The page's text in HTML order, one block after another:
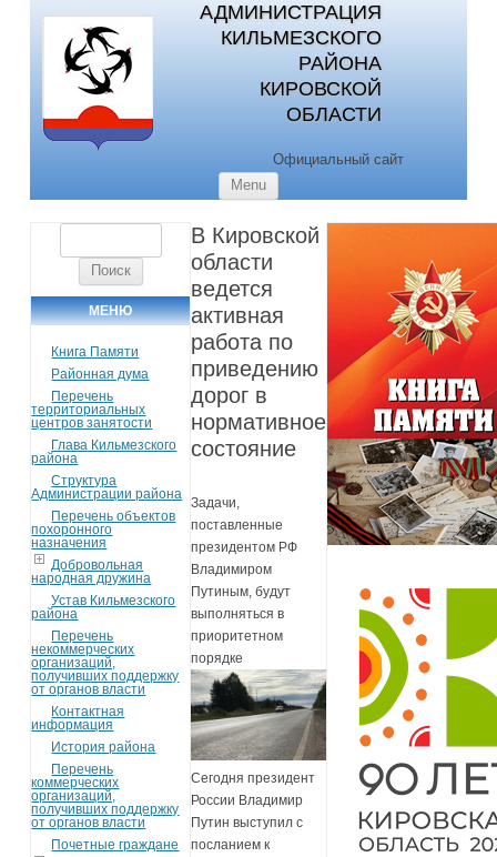
АДМИНИСТРАЦИЯ
КИЛЬМЕЗСКОГО
РАЙОНА
КИРОВСКОЙ
ОБЛАСТИ
Официальный сайт
Menu
МЕНЮ
Книга Памяти
Районная дума
Перечень
территориальных
центров занятости
Глава Кильмезского
района
Структура
Администрации района
Перечень объектов
похоронного
назначения
Добровольная
народная дружина
Устав Кильмезского
района
Перечень
некоммерческих
организаций,
получивших поддержку
от органов власти
Контактная
информация
История района
Перечень
коммерческих
организаций,
получивших поддержку
от органов власти
Почетные граждане
В Кировской
области
ведется
активная
работа по
приведению
дорог в
нормативное
состояние
Задачи,
поставленные
президентом РФ
Владимиром
Путиным, будут
выполняться в
приоритетном
порядке
Сегодня президент
России Владимир
Путин выступил с
посланием к